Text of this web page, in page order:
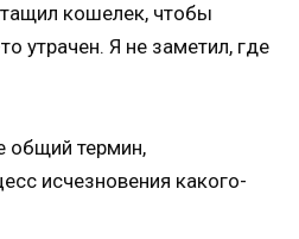
кошелек, чтобы
утрачен. Я не заметил, где
общий термин,
исчезновения какого-